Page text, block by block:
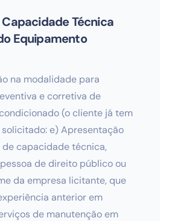
Técnica
Equipamento
na modalidade para
e corretiva de
(o cliente já tem
e) Apresentação
capacidade técnica,
de direito público ou
da empresa licitante, que
anterior em
de manutenção em